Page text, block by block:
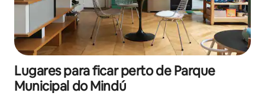
Lugares para ficar perto de Parque
Municipal do Mindú